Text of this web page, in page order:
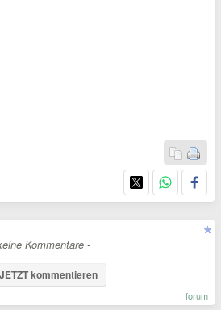
Kommentare -
JETZT kommentieren
forum